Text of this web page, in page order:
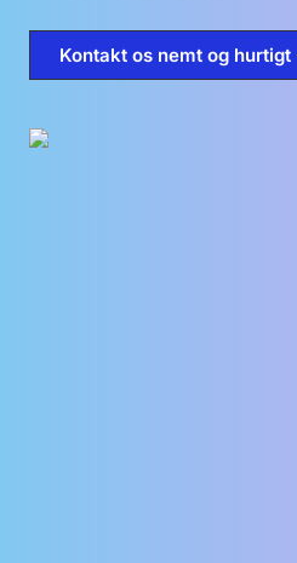
Kontakt os nemt og hurtigt